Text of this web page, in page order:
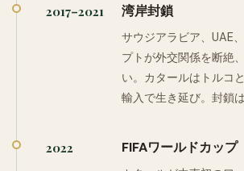
2017–2021 湾岸封鎖
サウジアラビア、UAE
プトが外交関係を断絶
い。カタールはトルコ
輸入で生き延び。封鎖は
2022 FIFAワールドカップ